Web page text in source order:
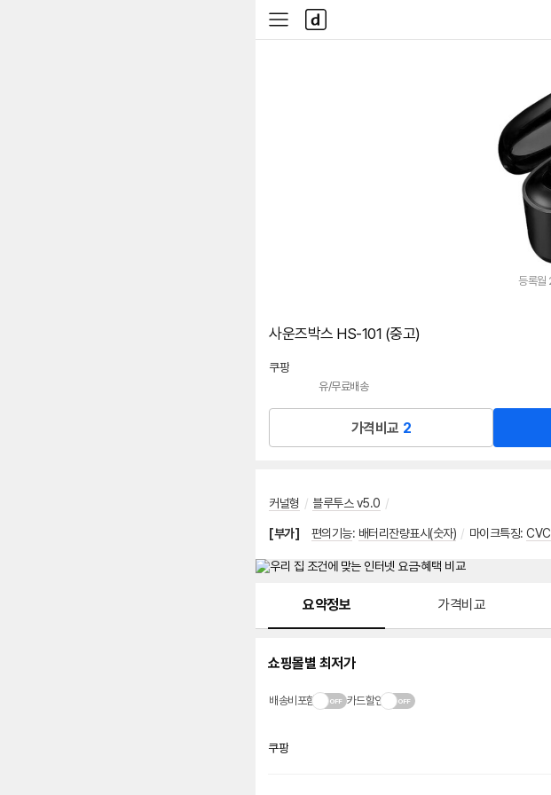
사
이
다
나
와
등록
사운즈박스 HS-101 (중고)
쿠팡
유/무료배송
가격비교 2
커널형 / 블루투스 v5.0 /
[부가] 편의기능: 배터리잔량표시(숫자) / 마이크특징:
요약정보 가격비교
쇼핑몰별 최저가
배송비포함 카드할인
쿠팡